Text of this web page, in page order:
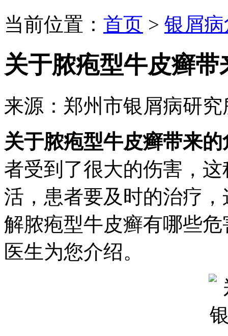
当前位置： 首页 > 银屑
关于脓疱型牛皮癣带
来源：郑州市银屑病研
关于脓疱型牛皮癣带来
者受到了很大的伤害，
活，患者要及时的治疗
解脓疱型牛皮癣有哪些危
医生为您介绍。